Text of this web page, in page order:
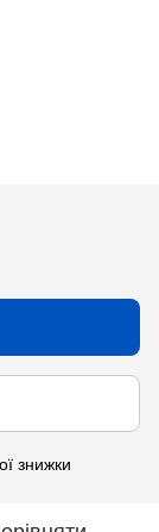
знижки